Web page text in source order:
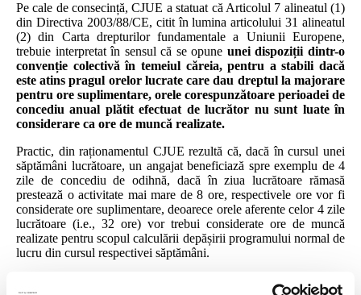
Pe cale de consecință, CJUE a statuat că Articolul 7 alineatul (1)
din Directiva 2003/88/CE, citit în lumina articolului 31 alineatul
(2) din Carta drepturilor fundamentale a Uniunii Europene,
trebuie interpretat în sensul că se opune unei dispoziții dintr-o
convenție colectivă în temeiul căreia, pentru a stabili dacă
este atins pragul orelor lucrate care dau dreptul la majorare
pentru ore suplimentare, orele corespunzătoare perioadei de
concediu anual plătit efectuat de lucrător nu sunt luate în
considerare ca ore de muncă realizate.
Practic, din raționamentul CJUE rezultă că, dacă în cursul unei
săptămâni lucrătoare, un angajat beneficiază spre exemplu de 4
zile de concediu de odihnă, dacă în ziua lucrătoare rămasă
prestează o activitate mai mare de 8 ore, respectivele ore vor fi
considerate ore suplimentare, deoarece orele aferente celor 4 zile
lucrătoare (i.e., 32 ore) vor trebui considerate ore de muncă
realizate pentru scopul calculării depășirii programului normal de
lucru din cursul respectivei săptămâni.